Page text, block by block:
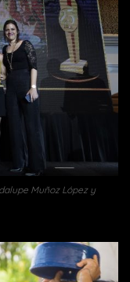
Muñoz López y